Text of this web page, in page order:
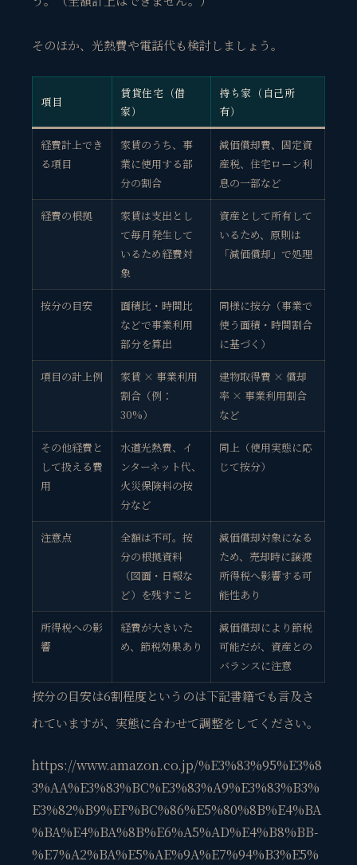
そのほか、光熱費や電話代も検討しましょう。
項目
賃貸住宅（借
家）
持ち家（自己所
有）
経費計上でき
る項目
家賃のうち、事
業に使用する部
分の割合
減価償却費、固定資
産税、住宅ローン利
息の一部など
経費の根拠
家賃は支出とし
て毎月発生して
いるため経費対
象
資産として所有して
いるため、原則は
「減価償却」で処理
按分の目安
面積比・時間比
などで事業利用
部分を算出
同様に按分（事業で
使う面積・時間割合
に基づく）
項目の計上例
家賃 × 事業利用
割合（例：
30%）
建物取得費 × 償却
率 × 事業利用割合
など
その他経費と
して扱える費
用
水道光熱費、イ
ンターネット代、
火災保険料の按
分など
同上（使用実態に応
じて按分）
注意点
全額は不可。按
分の根拠資料
（図面・日報な
ど）を残すこと
減価償却対象になる
ため、売却時に譲渡
所得税へ影響する可
能性あり
所得税への影
響
経費が大きいた
め、節税効果あり
減価償却により節税
可能だが、資産との
バランスに注意
按分の目安は6割程度というのは下記書籍でも言及さ
れていますが、実態に合わせて調整をしてください。
https://www.amazon.co.jp/%E3%83%95%E3%8
3%AA%E3%83%BC%E3%83%A9%E3%83%B3%
E3%82%B9%EF%BC%86%E5%80%8B%E4%BA
%BA%E4%BA%8B%E6%A5%AD%E4%B8%BB-
%E7%A2%BA%E5%AE%9A%E7%94%B3%E5%